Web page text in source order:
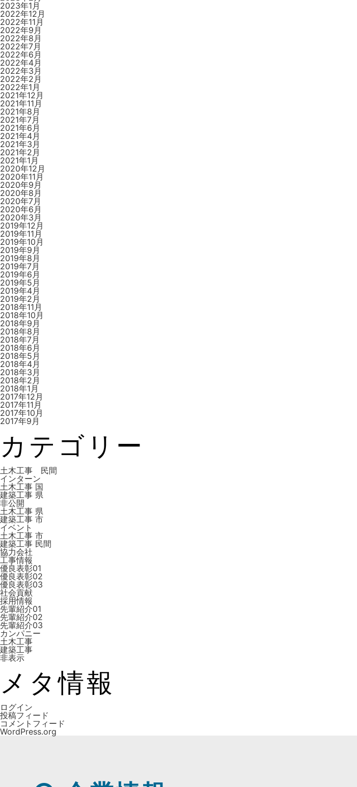
2023年1月
2022年12月
2022年11月
2022年9月
2022年8月
2022年7月
2022年6月
2022年4月
2022年3月
2022年2月
2022年1月
2021年12月
2021年11月
2021年8月
2021年7月
2021年6月
2021年4月
2021年3月
2021年2月
2021年1月
2020年12月
2020年11月
2020年9月
2020年8月
2020年7月
2020年6月
2020年3月
2019年12月
2019年11月
2019年10月
2019年9月
2019年8月
2019年7月
2019年6月
2019年5月
2019年4月
2019年2月
2018年11月
2018年10月
2018年9月
2018年8月
2018年7月
2018年6月
2018年5月
2018年4月
2018年3月
2018年2月
2018年1月
2017年12月
2017年11月
2017年10月
2017年9月
カテゴリー
土木工事 民間
インターン
土木工事 国
建築工事 県
非公開
土木工事 県
建築工事 市
イベント
土木工事 市
建築工事 ⺠間
協力会社
工事情報
優良表彰01
優良表彰02
優良表彰03
社会貢献
採用情報
先輩紹介01
先輩紹介02
先輩紹介03
カンパニー
土木工事
建築工事
非表示
メタ情報
ログイン
投稿フィード
コメントフィード
WordPress.org